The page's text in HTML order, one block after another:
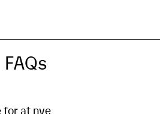
FAQs
for at nye